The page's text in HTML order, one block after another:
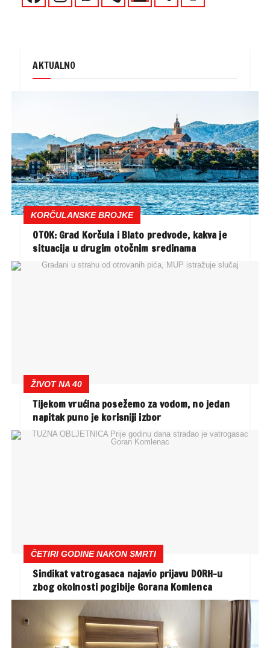
AKTUALNO
KORČULANSKE BROJKE
OTOK: Grad Korčula i Blato predvode, kakva je
situacija u drugim otočnim sredinama
ŽIVOT NA 40
Tijekom vrućina posežemo za vodom, no jedan
napitak puno je korisniji izbor
ČETIRI GODINE NAKON SMRTI
Sindikat vatrogasaca najavio prijavu DORH-u
zbog okolnosti pogibije Gorana Komlenca